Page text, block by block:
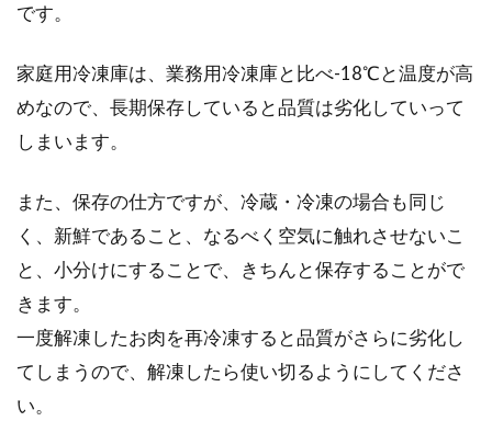
ンジが出回っています。トースト機能が付いて
いるのも...
料理初心者は何から始める？調理器
具の選び方と簡単レシピ！
心者の方は、何から始めたらいいのか迷います
です。
家庭用冷凍庫は、業務用冷凍庫と比べ-18℃と温度が高
めなので、長期保存していると品質は劣化していって
しまいます。
また、保存の仕方ですが、冷蔵・冷凍の場合も同じ
く、新鮮であること、なるべく空気に触れさせないこ
と、小分けにすることで、きちんと保存することがで
きます。
一度解凍したお肉を再冷凍すると品質がさらに劣化し
てしまうので、解凍したら使い切るようにしてくださ
い。